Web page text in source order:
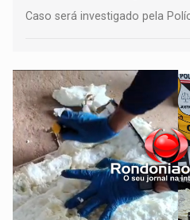
Caso será investigado pela